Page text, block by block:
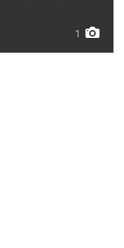
1